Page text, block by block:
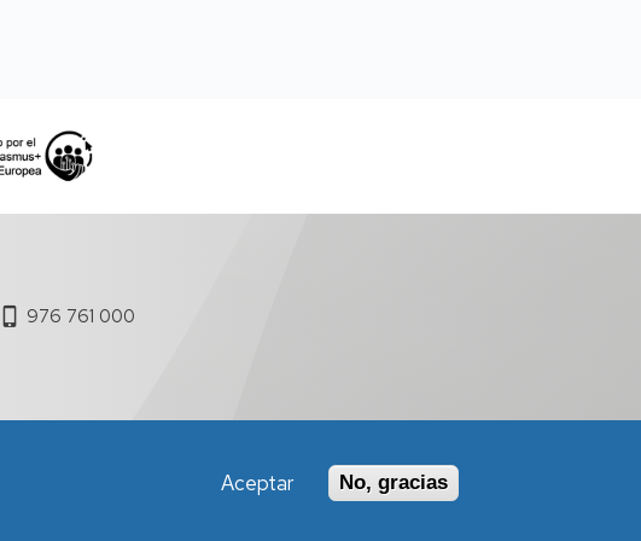
976 761 000
Política de Accesibilidad
Aceptar No, gracias